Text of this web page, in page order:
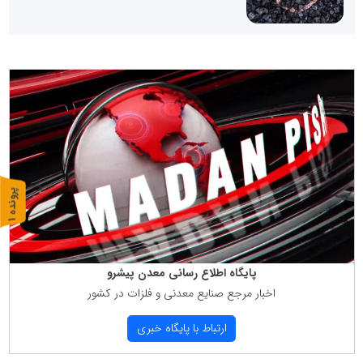
پایگاه اطلاع رسانی معدن پیشرو
اخبار مرجع صنایع معدنی و فلزات در كشور
ارتباط با پایگاه خبری
پ
ر
و
ن
د
ه
1